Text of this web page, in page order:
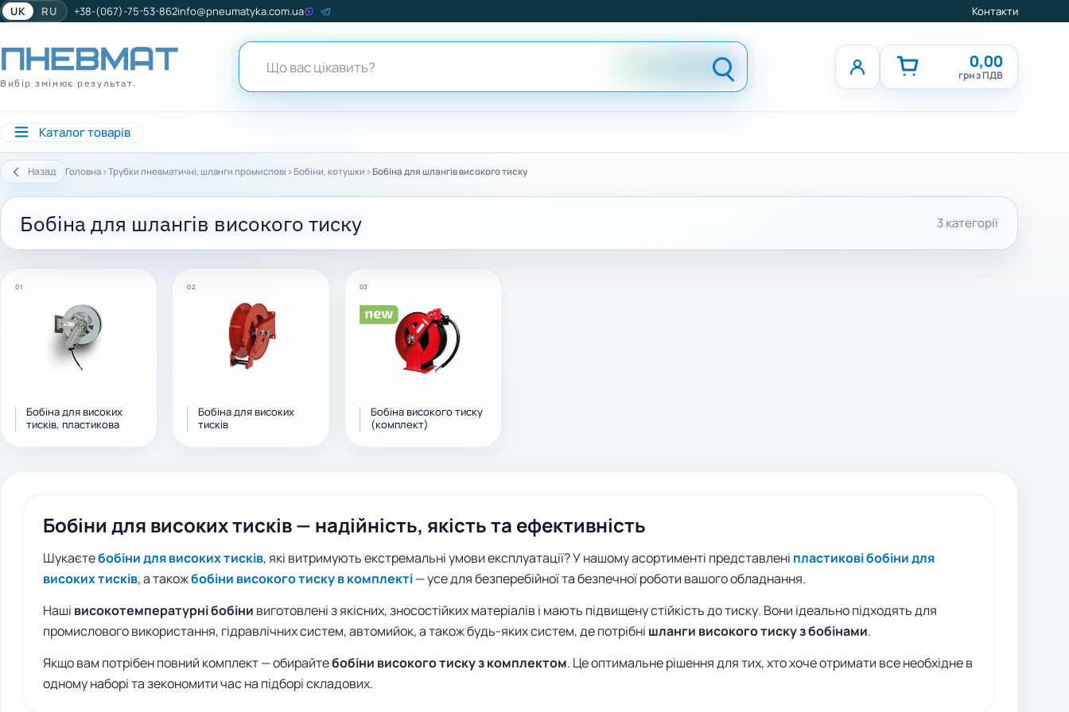
UK RU +38-(067)-75-53-862info@pneumatyka.com.ua Контакти
Вибір змінює результат.
0,00
грн з ПДВ
Каталог товарів
Назад Головна ›Трубки пневматичні, шланги промислові › Бобіни, котушки ›Бобіна для шлангів високого тиску
Бобіна для шлангів високого тиску 3 категорії
01
Бобіна для високих
тисків, пластикова
02
Бобіна для високих
тисків
03
Бобіна високого тиску
(комплект)
Бобіни для високих тисків — надійність, якість та ефективність
Шукаєтебобіни для високих тисків, які витримують екстремальні умови експлуатації? У нашому асортименті представлені пластикові бобіни для
високих тисків, а такожбобіни високого тиску в комплекті— усе для безперебійної та безпечної роботи вашого обладнання.
Наші високотемпературні бобіни виготовлені з якісних, зносостійких матеріалів і мають підвищену стійкість до тиску. Вони ідеально підходять для
промислового використання, гідравлічних систем, автомийок, а також будь-яких систем, де потрібні шланги високого тиску з бобінами.
Якщо вам потрібен повний комплект — обирайтебобіни високого тиску з комплектом. Це оптимальне рішення для тих, хто хоче отримати все необхідне в
одному наборі та зекономити час на підборі складових.